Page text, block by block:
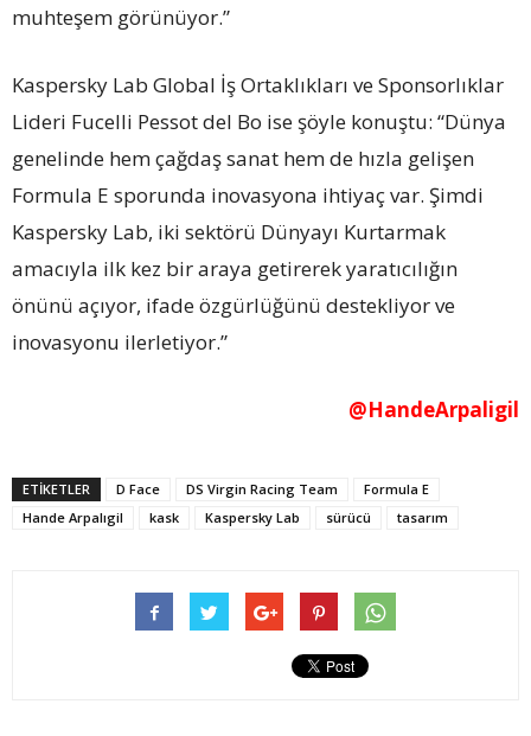
muhteşem görünüyor.”
Kaspersky Lab Global İş Ortaklıkları ve Sponsorlıklar
Lideri Fucelli Pessot del Bo ise şöyle konuştu: “Dünya
genelinde hem çağdaş sanat hem de hızla gelişen
Formula E sporunda inovasyona ihtiyaç var. Şimdi
Kaspersky Lab, iki sektörü Dünyayı Kurtarmak
amacıyla ilk kez bir araya getirerek yaratıcılığın
önünü açıyor, ifade özgürlüğünü destekliyor ve
inovasyonu ilerletiyor.”
@HandeArpaligil
ETİKETLER D Face DS Virgin Racing Team
Formula E
Hande Arpalıgil
kask Kaspersky Lab sürücü tasarım